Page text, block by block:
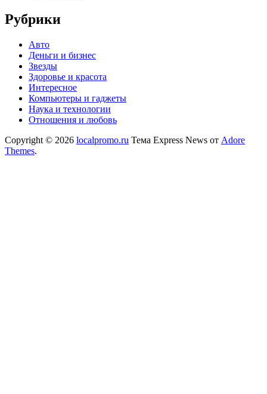
Рубрики
Авто
Деньги и бизнес
Звезды
Здоровье и красота
Интересное
Компьютеры и гаджеты
Наука и технологии
Отношения и любовь
Copyright © 2026 localpromo.ru Тема Express News от Adore
Themes.